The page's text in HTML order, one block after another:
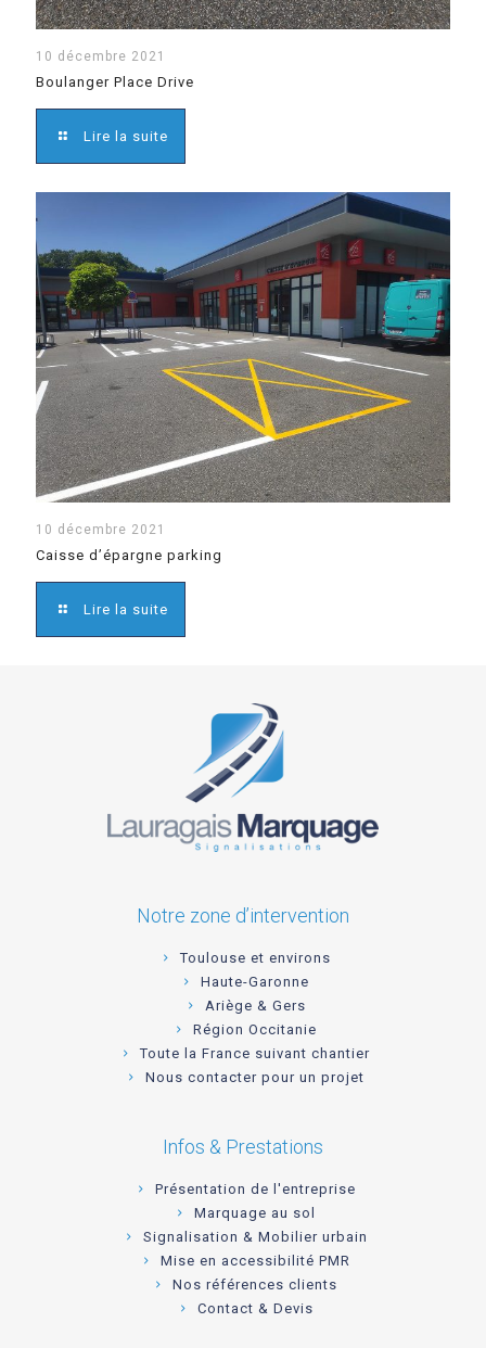
10 décembre 2021
Boulanger Place Drive
Lire la suite
10 décembre 2021
Caisse d’épargne parking
Lire la suite
Notre zone d’intervention
Toulouse et environs
Haute-Garonne
Ariège & Gers
Région Occitanie
Toute la France suivant chantier
Nous contacter pour un projet
Infos & Prestations
Présentation de l'entreprise
Marquage au sol
Signalisation & Mobilier urbain
Mise en accessibilité PMR
Nos références clients
Contact & Devis